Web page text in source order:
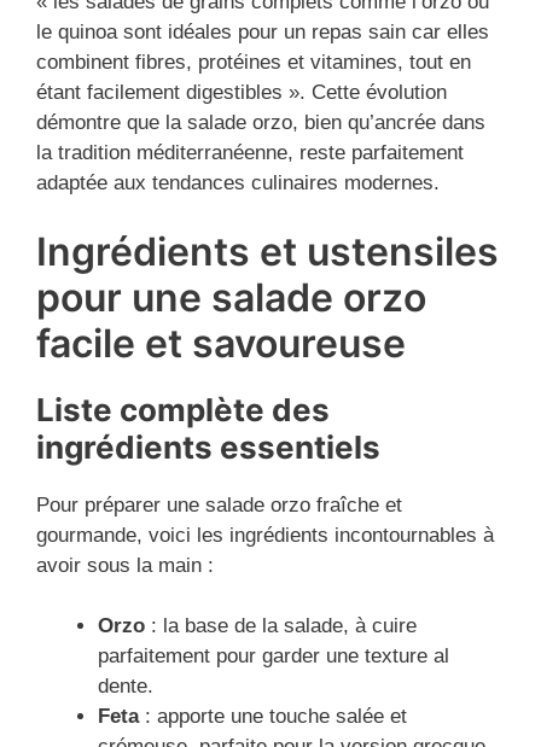
le quinoa sont idéales pour un repas sain car elles
combinent fibres, protéines et vitamines, tout en
étant facilement digestibles ». Cette évolution
démontre que la salade orzo, bien qu’ancrée dans
la tradition méditerranéenne, reste parfaitement
adaptée aux tendances culinaires modernes.
Ingrédients et ustensiles
pour une salade orzo
facile et savoureuse
Liste complète des
ingrédients essentiels
Pour préparer une salade orzo fraîche et
gourmande, voici les ingrédients incontournables à
avoir sous la main :
Orzo : la base de la salade, à cuire
parfaitement pour garder une texture al
dente.
Feta: apporte une touche salée et